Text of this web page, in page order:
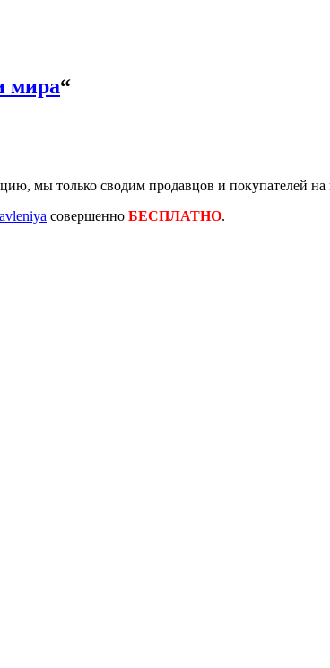
мира“
мы только сводим продавцов и покупателей на
совершенно БЕСПЛАТНО.